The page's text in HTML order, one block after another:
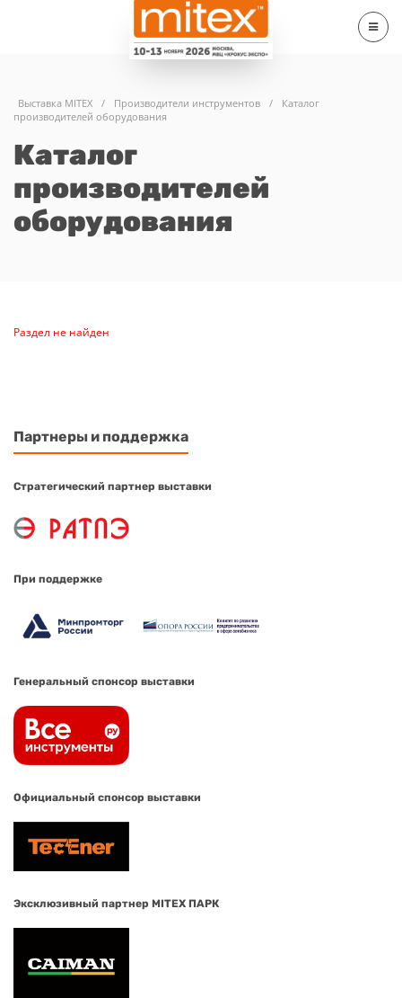
Выставка MITEX / Производители инструментов /
Каталог
производителей оборудования
Каталог
производителей
оборудования
Раздел не найден
Партнеры и поддержка
Стратегический партнер выставки
При поддержке
Генеральный спонсор выставки
Официальный спонсор выставки
Эксклюзивный партнер MITEX ПАРК